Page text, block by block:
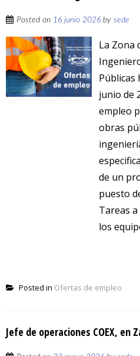
Posted on 16 junio 2026 by sede
La Zona
Públicas
junio de
empleo
obras
de un
puesto
Tareas
los
Posted in Ofertas de empleo
Jefe de operaciones COEX, en